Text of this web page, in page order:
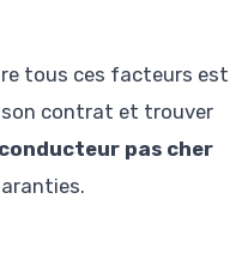
tous ces facteurs est
contrat et trouver
pas cher